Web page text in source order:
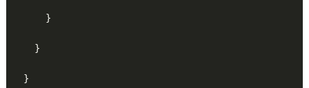
      }
    }
  }